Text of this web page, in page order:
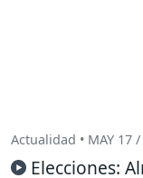
Actualidad • MAY 17
Elecciones: